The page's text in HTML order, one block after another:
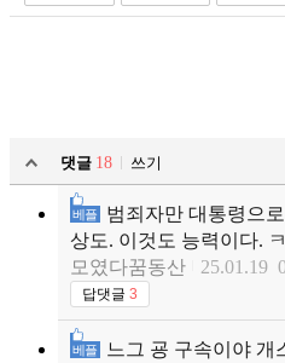
댓글 18
쓰기
베플
범죄자만 대통령으
상도. 이것도 능력이다.
모였다꿈동산
25.01.19
답댓글 3
베플
느그 굥 구속이야